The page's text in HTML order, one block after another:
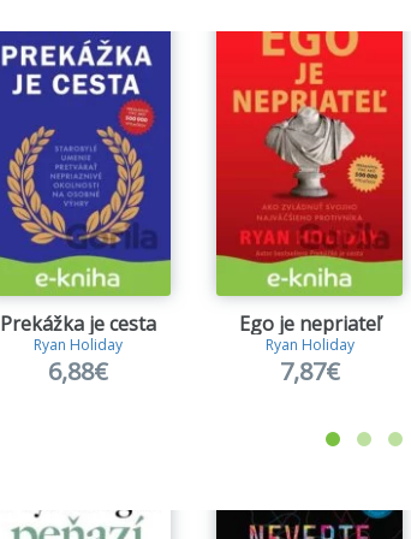
Ve světě, kde vládne strach – kde
podřizují konvencím, než aby
potřebujeme odvahu více než kdy
odvahu aktivistů a dobrodruhů.
naslouchají.
Potřebujeme, abyste i vy vstoupili
Prekážka je cesta
Ryan Holiday
6,88€
Ego je nepriateľ
Ryan Holiday
7,87€